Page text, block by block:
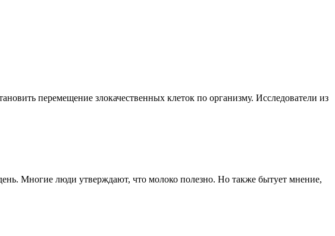
перемещение злокачественных клеток по организму. Исследователи из
Многие люди утверждают, что молоко полезно. Но также бытует мнение,